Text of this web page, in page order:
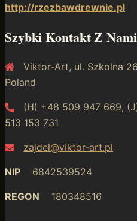
http://rzezbawdrewnie.pl
Szybki Kontakt Z Nami
Viktor-Art, ul. Szkolna
Poland
(H) +48 509 947 669,
513 153 731
zajdel@viktor-art.pl
NIP 6842539524
REGON 180348516